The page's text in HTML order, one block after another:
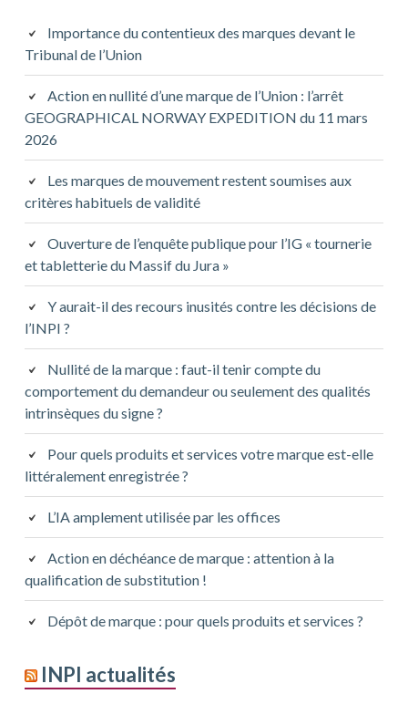
Importance du contentieux des marques devant le
Tribunal de l’Union
Action en nullité d’une marque de l’Union : l’arrêt
GEOGRAPHICAL NORWAY EXPEDITION du 11 mars
2026
Les marques de mouvement restent soumises aux
critères habituels de validité
Ouverture de l’enquête publique pour l’IG « tournerie
et tabletterie du Massif du Jura »
Y aurait-il des recours inusités contre les décisions de
l’INPI ?
Nullité de la marque : faut-il tenir compte du
comportement du demandeur ou seulement des qualités
intrinsèques du signe ?
Pour quels produits et services votre marque est-elle
littéralement enregistrée ?
L’IA amplement utilisée par les offices
Action en déchéance de marque : attention à la
qualification de substitution !
Dépôt de marque : pour quels produits et services ?
INPI actualités